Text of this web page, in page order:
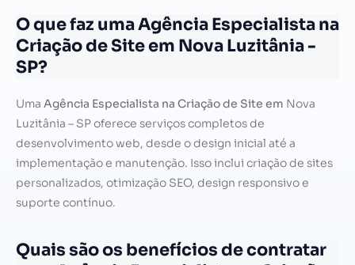
O que faz uma Agência Especialista na
Criação de Site em Nova Luzitânia -
SP?
Uma Agência Especialista na Criação de Site em Nova
Luzitânia – SP oferece serviços completos de
desenvolvimento web, desde o design inicial até a
implementação e manutenção. Isso inclui criação de sites
personalizados, otimização SEO, design responsivo e
suporte contínuo.
Quais são os benefícios de contratar